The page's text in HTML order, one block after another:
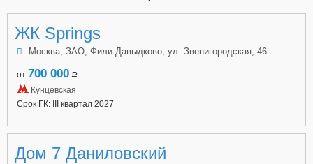
ЖК Springs
Москва, ЗАО, Фили-Давыдково, ул. Звенигородская, 46
от 700 000 a
Кунцевская
Срок ГК: III квартал 2027
Дом 7 Даниловский